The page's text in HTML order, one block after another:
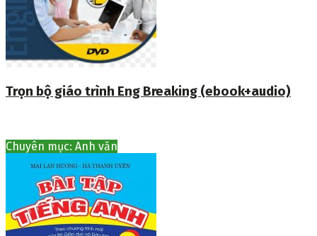
Trọn bộ giáo trình Eng Breaking (ebook+audio)
Chuyên mục: Anh văn